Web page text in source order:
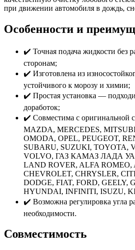
при движении автомобиля в дождь,
Особенности и
✔️ Точная подача жидкости без
сторонам;
✔️ Изготовлена из
устойчивого к морозу и химии;
✔️ Простая установка —
доработок;
✔️ Совместима с оригинальной
MAZDA, MERCEDES,
OMODA, OPEL, PEUGEOT,
SUBARU, SUZUKI, TOYOTA,
VOLVO, ГАЗ КАМАЗ ЛАДА
LAND ROVER, ALFA ROMEO,
CHEVROLET, CHRYSLER,
DODGE, FIAT, FORD, GEELY,
HYUNDAI, INFINITI, ISUZU,
✔️ Возможна регулировка угла
необходимости.
Совместимость